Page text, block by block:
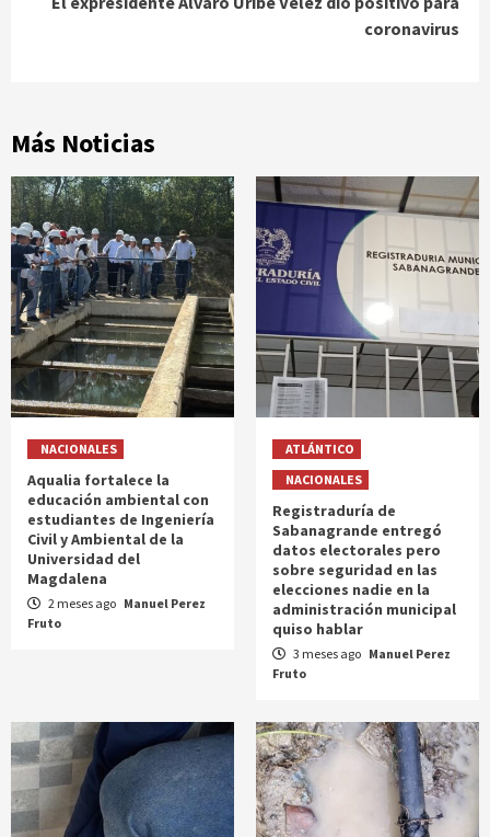
coronavirus
Más Noticias
NACIONALES
Aqualia fortalece la
educación ambiental con
estudiantes de Ingeniería
Civil y Ambiental de la
Universidad del
Magdalena
2 meses ago Manuel Perez
Fruto
ATLÁNTICO
NACIONALES
Registraduría de
Sabanagrande entregó
datos electorales pero
sobre seguridad en las
elecciones nadie en la
administración municipal
quiso hablar
3 meses ago Manuel Perez
Fruto